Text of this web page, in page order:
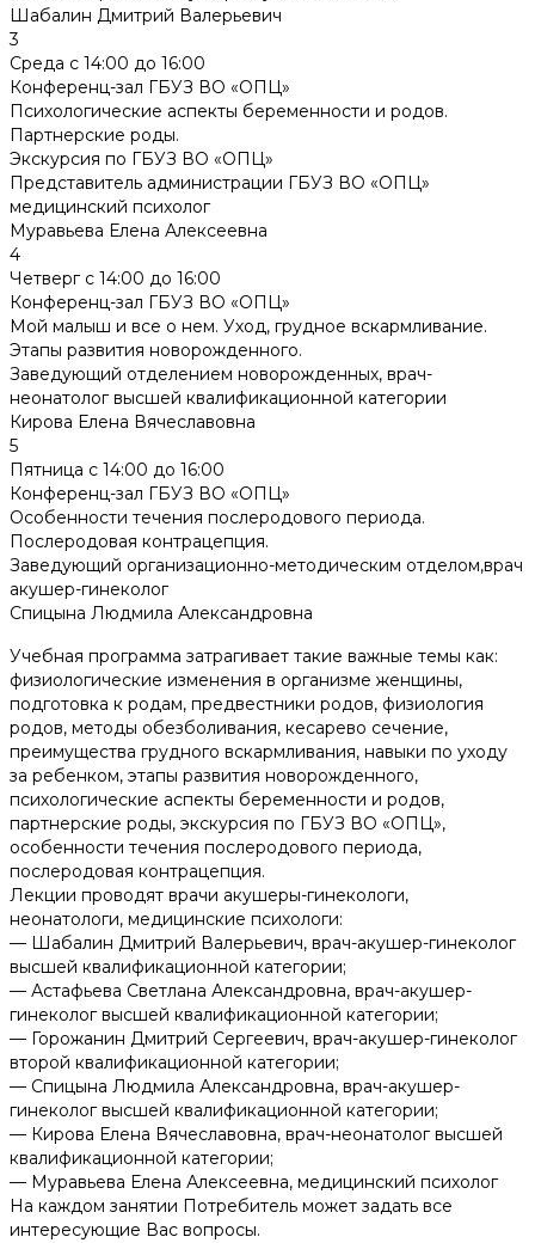
Шабалин Дмитрий Валерьевич
3
Среда с 14:00 до 16:00
Конференц-зал ГБУЗ ВО «ОПЦ»
Психологические аспекты беременности и родов.
Партнерские роды.
Экскурсия по ГБУЗ ВО «ОПЦ»
Представитель администрации ГБУЗ ВО «ОПЦ»
медицинский психолог
Муравьева Елена Алексеевна
4
Четверг с 14:00 до 16:00
Конференц-зал ГБУЗ ВО «ОПЦ»
Мой малыш и все о нем. Уход, грудное вскармливание.
Этапы развития новорожденного.
Заведующий отделением новорожденных, врач-
неонатолог высшей квалификационной категории
Кирова Елена Вячеславовна
5
Пятница с 14:00 до 16:00
Конференц-зал ГБУЗ ВО «ОПЦ»
Особенности течения послеродового периода.
Послеродовая контрацепция.
Заведующий организационно-методическим отделом,врач
акушер-гинеколог
Спицына Людмила Александровна
Учебная программа затрагивает такие важные темы как:
физиологические изменения в организме женщины,
подготовка к родам, предвестники родов, физиология
родов, методы обезболивания, кесарево сечение,
преимущества грудного вскармливания, навыки по уходу
за ребенком, этапы развития новорожденного,
психологические аспекты беременности и родов,
партнерские роды, экскурсия по ГБУЗ ВО «ОПЦ»,
особенности течения послеродового периода,
послеродовая контрацепция.
Лекции проводят врачи акушеры-гинекологи,
неонатологи, медицинские психологи:
— Шабалин Дмитрий Валерьевич, врач-акушер-гинеколог
высшей квалификационной категории;
— Астафьева Светлана Александровна, врач-акушер-
гинеколог высшей квалификационной категории;
— Горожанин Дмитрий Сергеевич, врач-акушер-гинеколог
второй квалификационной категории;
— Спицына Людмила Александровна, врач-акушер-
гинеколог высшей квалификационной категории;
— Кирова Елена Вячеславовна, врач-неонатолог высшей
квалификационной категории;
— Муравьева Елена Алексеевна, медицинский психолог
На каждом занятии Потребитель может задать все
интересующие Вас вопросы.